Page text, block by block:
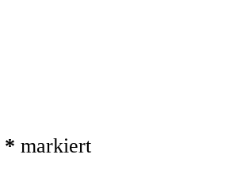
* markiert